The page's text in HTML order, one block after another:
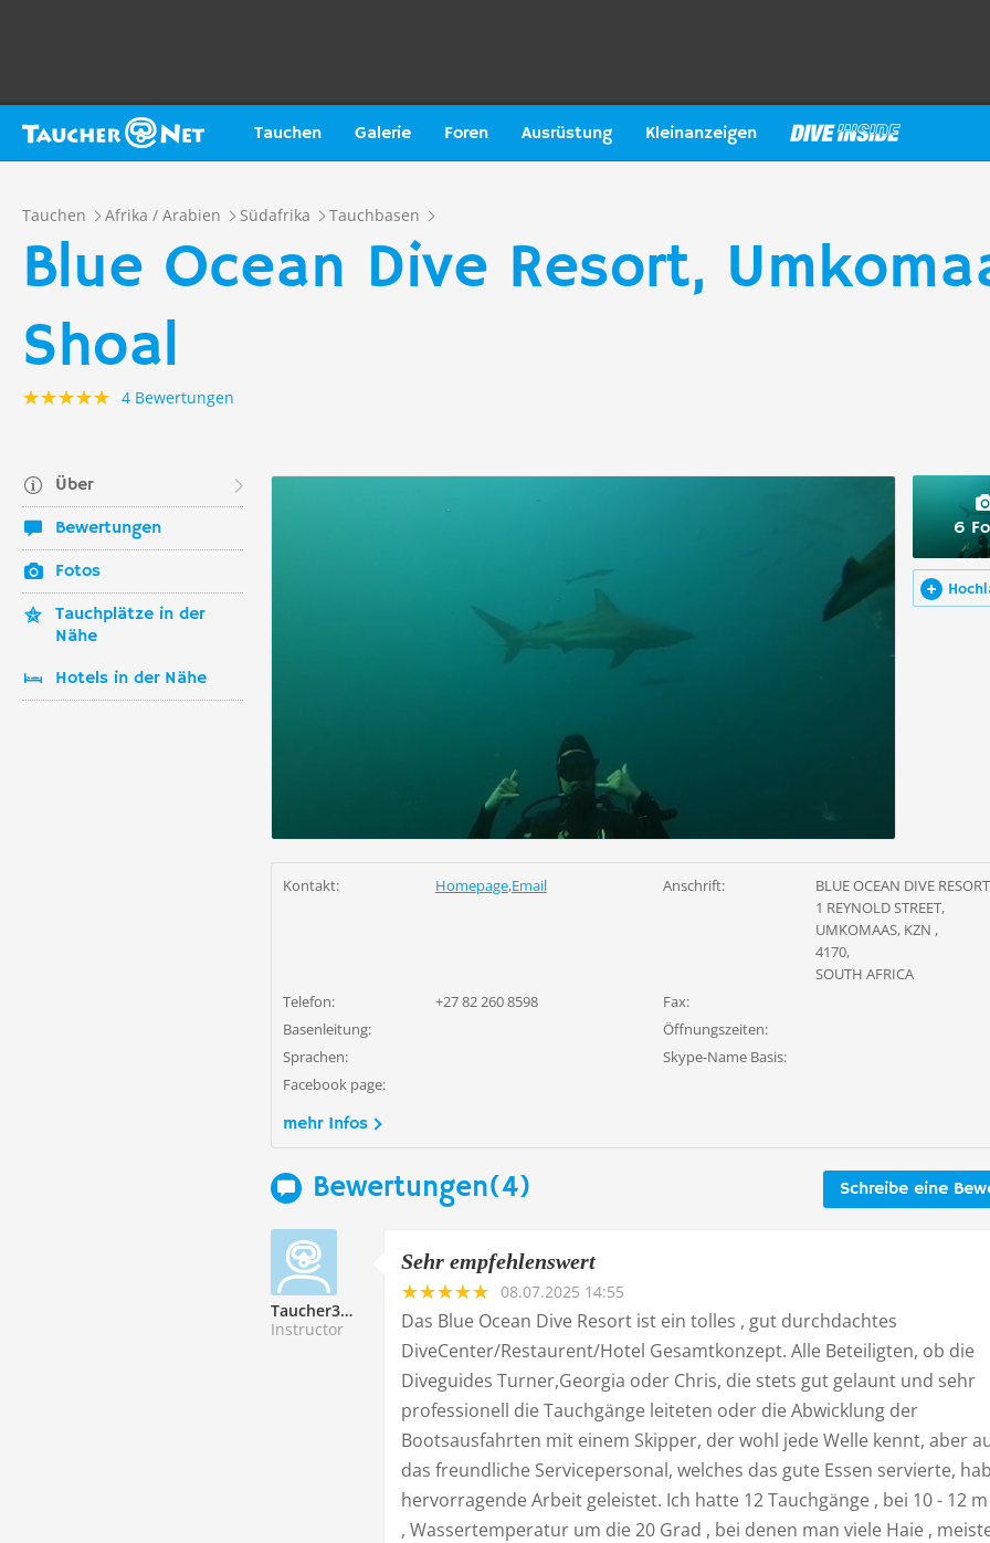
Tauchen Galerie Foren Ausrüstung Kleinanzeigen
Tauchen Afrika / Arabien Südafrika Tauchbasen
Blue Ocean Dive Resort,
Shoal
4 Bewertungen
Über
Bewertungen
Fotos
Tauchplätze in der
Nähe
Hotels in der Nähe
6
Kontakt: Homepage,Email Anschrift:
BLUE OCEAN DIVE
1 REYNOLD STREET,
UMKOMAAS, KZN ,
4170,
SOUTH AFRICA
Telefon:
+27 82 260 8598
Fax:
Basenleitung:
Öffnungszeiten:
Sprachen:
Skype-Name Basis:
Facebook page:
mehr Infos
Schreibe eine
Bewertungen(4)
Taucher338324
Instructor
Sehr empfehlenswert
08.07.2025 14:55
Das Blue Ocean Dive Resort ist ein tolles , gut durchdachtes
DiveCenter/Restaurent/Hotel Gesamtkonzept. Alle Beteiligten, ob die
Diveguides Turner,Georgia oder Chris, die stets gut gelaunt und sehr
professionell die Tauchgänge leiteten oder die Abwicklung der
Bootsausfahrten mit einem Skipper, der wohl jede Welle kennt, aber
das freundliche Servicepersonal, welches das gute Essen servierte,
hervorragende Arbeit geleistet. Ich hatte 12 Tauchgänge , bei 10 - 12
, Wassertemperatur um die 20 Grad , bei denen man viele Haie ,